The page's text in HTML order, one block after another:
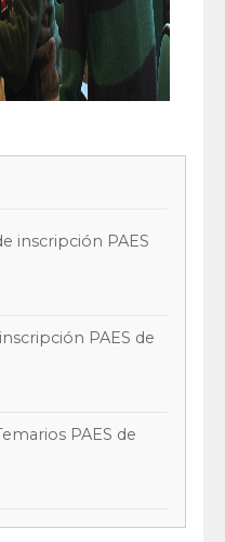
inscripción PAES
PAES de
PAES de